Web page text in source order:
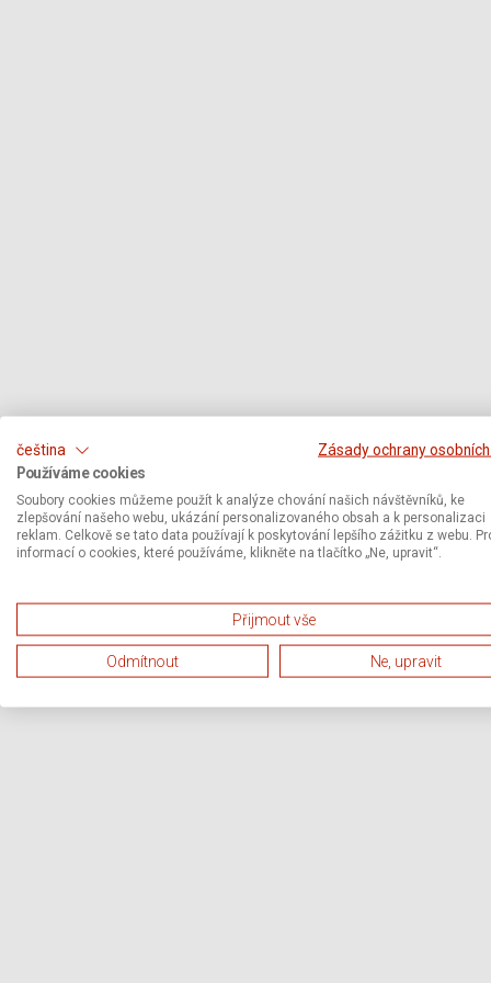
čeština
Zásady ochrany
Používáme cookies
Soubory cookies můžeme použít k analýze chování našich návštěvníků, ke
zlepšování našeho webu, ukázání personalizovaného obsah a k personalizaci
reklam. Celkově se tato data používají k poskytování lepšího zážitku z webu.
informací o cookies, které používáme, klikněte na tlačítko „Ne, upravit“.
Přijmout vše
Odmítnout Ne, upravit